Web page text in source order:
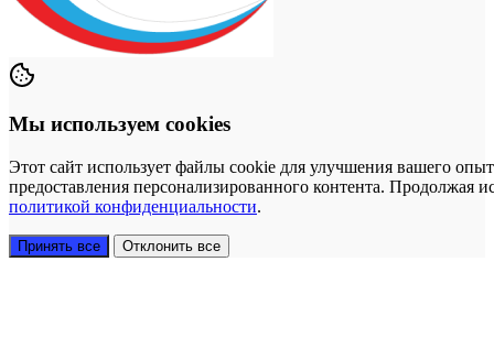
Мы используем cookies
Этот сайт использует файлы cookie для улучшения вашего
предоставления персонализированного контента. Продолжая
политикой конфиденциальности.
Принять все Отклонить все